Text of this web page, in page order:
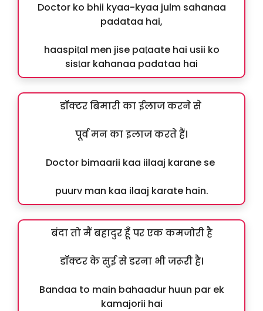
Doctor ko bhii kyaa-kyaa julm sahanaa
padataa hai,
haaspiṭal men jise paṭaate hai usii ko
sisṭar kahanaa padataa hai
डॉक्टर बिमारी का ईलाज करने से
पूर्व मन का इलाज करते हैं।
Doctor bimaarii kaa iilaaj karane se
puurv man kaa ilaaj karate hain.
बंदा तो मैं बहादुर हूँ पर एक कमजोरी है
डॉक्टर के सुई से डरना भी जरूरी है।
Bandaa to main bahaadur huun par ek
kamajorii hai